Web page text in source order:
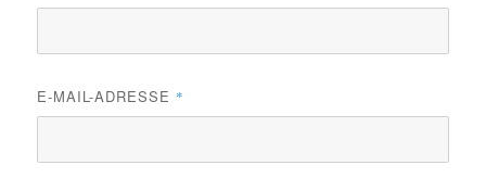
E-MAIL-ADRESSE *